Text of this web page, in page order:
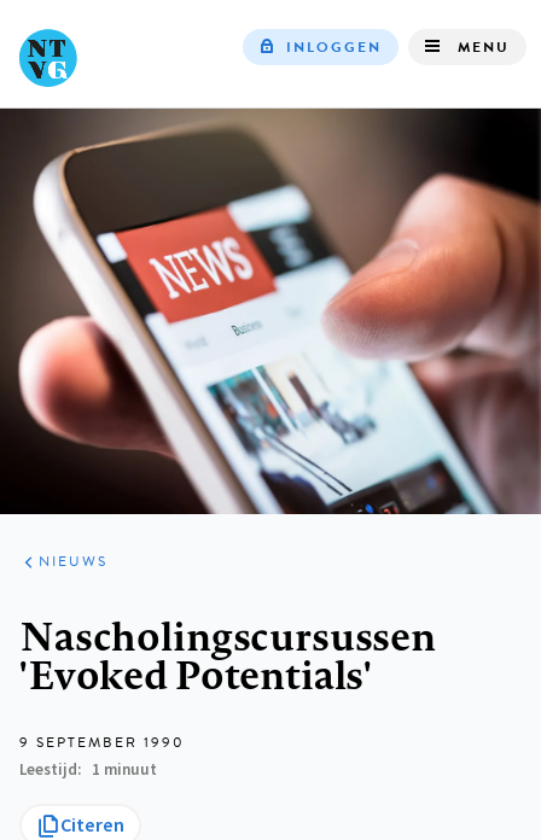
INLOGGEN MENU
ARTIKELEN
HET
KORT
NIEUWS
Nascholingscursussen
'Evoked Potentials'
9 SEPTEMBER 1990
Leestijd
1 minuut
Citeren